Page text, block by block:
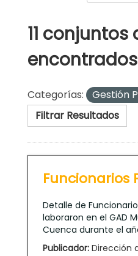
11
encontrados
Categorías:
Gestión
Filtrar Resultados
Funcionarios
Detalle de
laboraron en el GAD
Cuenca durante el
Publicador: Dirección